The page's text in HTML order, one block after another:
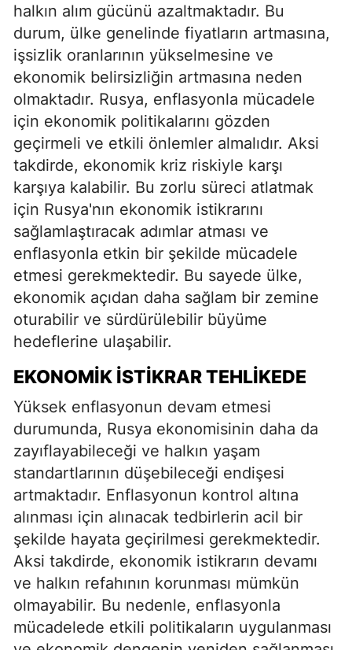
halkın alım gücünü azaltmaktadır. Bu
durum, ülke genelinde fiyatların artmasına,
işsizlik oranlarının yükselmesine ve
ekonomik belirsizliğin artmasına neden
olmaktadır. Rusya, enflasyonla mücadele
için ekonomik politikalarını gözden
geçirmeli ve etkili önlemler almalıdır. Aksi
takdirde, ekonomik kriz riskiyle karşı
karşıya kalabilir. Bu zorlu süreci atlatmak
için Rusya'nın ekonomik istikrarını
sağlamlaştıracak adımlar atması ve
enflasyonla etkin bir şekilde mücadele
etmesi gerekmektedir. Bu sayede ülke,
ekonomik açıdan daha sağlam bir zemine
oturabilir ve sürdürülebilir büyüme
hedeflerine ulaşabilir.
EKONOMIK İSTIKRAR TEHLIKEDE
Yüksek enflasyonun devam etmesi
durumunda, Rusya ekonomisinin daha da
zayıflayabileceği ve halkın yaşam
standartlarının düşebileceği endişesi
artmaktadır. Enflasyonun kontrol altına
alınması için alınacak tedbirlerin acil bir
şekilde hayata geçirilmesi gerekmektedir.
Aksi takdirde, ekonomik istikrarın devamı
ve halkın refahının korunması mümkün
olmayabilir. Bu nedenle, enflasyonla
mücadelede etkili politikaların uygulanması